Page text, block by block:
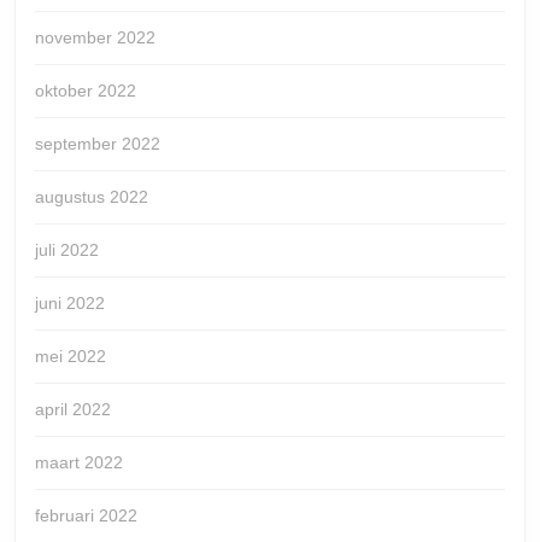
november 2022
oktober 2022
september 2022
augustus 2022
juli 2022
juni 2022
mei 2022
april 2022
maart 2022
februari 2022